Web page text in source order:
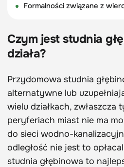
Formalności związane z
Czym jest studnia
działa?
Przydomowa studnia
alternatywne lub
wielu działkach, zwłaszcza
peryferiach miast nie ma
do sieci wodno-
odległość nie jest to
studnia głębinowa to